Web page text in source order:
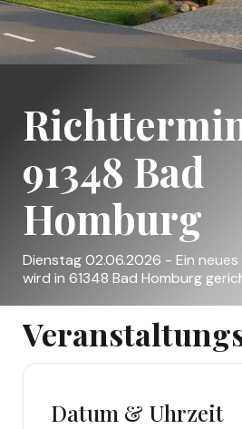
91348 Bad
Homburg
Dienstag 02.06.2026 - Ein
wird in 61348 Bad Homburg
Datum & Uhrzeit